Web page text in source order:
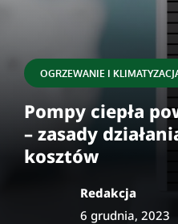
OGRZEWANIE I
Pompy ciepła
– zasady
kosztów
Redakcja
6 grudnia, 2023